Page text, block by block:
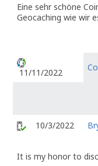
Eine sehr schöne
Geocaching wie wir
11/11/2022
10/3/2022
It is my honor to